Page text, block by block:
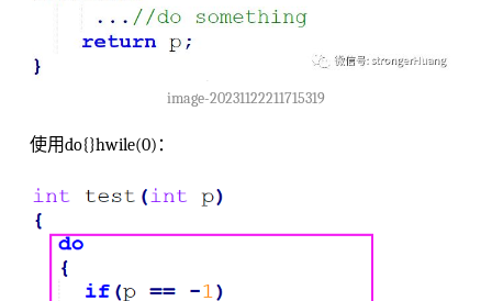
image-20231122211715319
使用do{}hwile(0)：